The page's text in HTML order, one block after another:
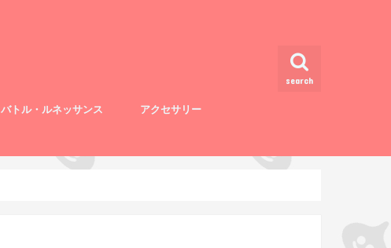
search
バトル・ルネッサンス アクセサリー